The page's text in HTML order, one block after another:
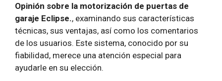
Opinión sobre la motorización de puertas de
garaje Eclipse., examinando sus características
técnicas, sus ventajas, así como los comentarios
de los usuarios. Este sistema, conocido por su
fiabilidad, merece una atención especial para
ayudarle en su elección.